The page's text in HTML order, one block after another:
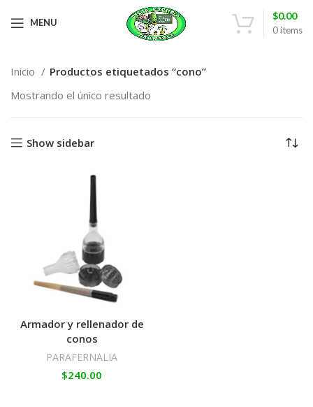
MENU
0items
$0.00
Inicio
Productos etiquetados “cono”
Mostrando el único resultado
Show sidebar
Armador y rellenador de
conos
PARAFERNALIA
$240.00